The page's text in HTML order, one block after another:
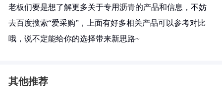
老板们要是想了解更多关于专用沥青的产品和信息，不妨
去百度搜索“爱采购”，上面有好多相关产品可以参考对比
哦，说不定能给你的选择带来新思路~
其他推荐